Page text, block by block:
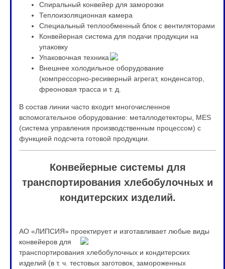
Спиральный конвейер для заморозки
Теплоизоляционная камера
Специальный теплообменный блок с вентиляторами
Конвейерная система для подачи продукции на
упаковку
Упаковочная техника
Внешнее холодильное оборудование
(компрессорно-ресиверный агрегат, конденсатор,
фреоновая трасса и т. д.
В состав линии часто входит многочисленное
вспомогательное оборудование: металлодетекторы, MES
(система управления производственным процессом) с
функцией подсчета готовой продукции.
Конвейерные системы для
транспортирования хлебобулочных и
кондитерских изделий.
АО «ЛИПСИЯ» проектирует и изготавливает любые виды
конвейеров для
транспортирования хлебобулочных и кондитерских
изделий (в т. ч. тестовых заготовок, замороженных